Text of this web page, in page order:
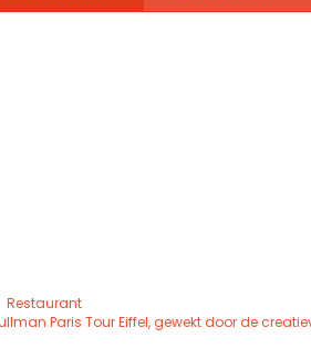
Restaurant
Paris Tour Eiffel, gewekt door de